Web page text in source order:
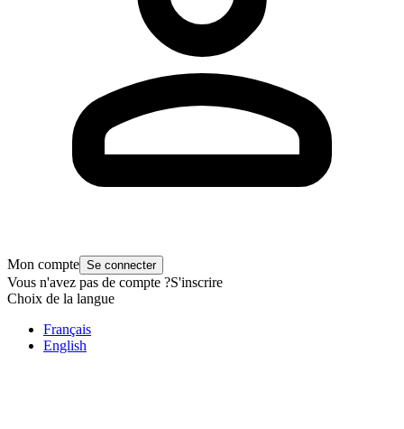
Mon compte Se connecter
Vous n'avez pas de compte ?S'inscrire
Choix de la langue
Français
English